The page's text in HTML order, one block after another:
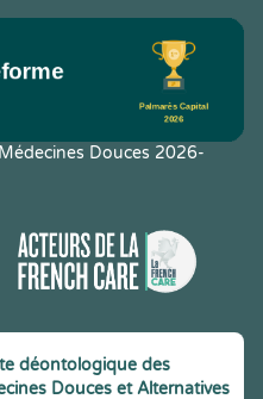
Douces 2026-
déontologique des
Douces et Alternatives